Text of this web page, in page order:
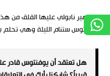
جماهير نابولي عليها القلق من
يوفنتوس ستنام الليلة وهي
هل تعتقد أن يوفنتوس قادر